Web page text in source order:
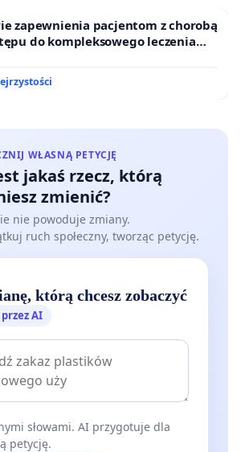
zapewnienia pacjentom z chorobą
do kompleksowego leczenia
profilaktycznych.
WŁASNĄ PETYCJĘ
jakaś rzecz, którą
zmienić?
nie powoduje zmiany.
ruch społeczny, tworząc petycję.
którą chcesz zobaczyć
AI
słowami. AI przygotuje dla
petycję.